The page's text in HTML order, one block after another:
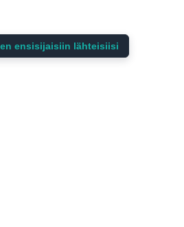
ensisijaisiin lähteisiisi